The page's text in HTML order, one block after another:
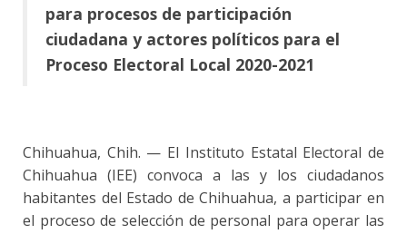
para procesos de participación
ciudadana y actores políticos para el
Proceso Electoral Local 2020-2021
Chihuahua, Chih. — El Instituto Estatal Electoral de
Chihuahua (IEE) convoca a las y los ciudadanos
habitantes del Estado de Chihuahua, a participar en
el proceso de selección de personal para operar las